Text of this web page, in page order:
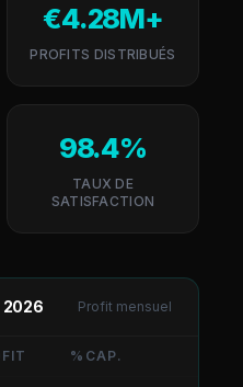
€4.28M+
PROFITS DISTRIBUÉS
98.4%
TAUX DE
SATISFACTION
2026 Profit mensuel
% CAP.